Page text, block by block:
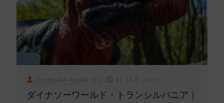
Destinatia Anului 31 10月 2023
ダイナソーワールド・トランシルバニア｜